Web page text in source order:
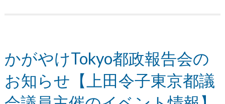
かがやけTokyo都政報告会の
お知らせ【上田令子東京都議